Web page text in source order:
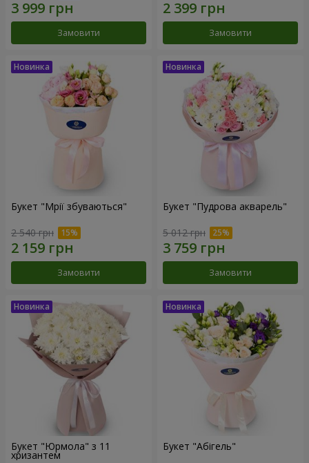
Замовити Замовити
Букет "Мрії збуваються"
2 540 грн
Замовити
Букет "Пудрова акварель"
5 012 грн
Замовити
Букет "Юрмола" з 11
хризантем
Букет "Абігель"